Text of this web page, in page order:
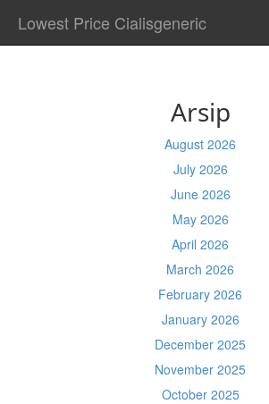
Lowest Price Cialisgeneric
Arsip
August 2026
July 2026
June 2026
May 2026
April 2026
March 2026
February 2026
January 2026
December 2025
November 2025
October 2025